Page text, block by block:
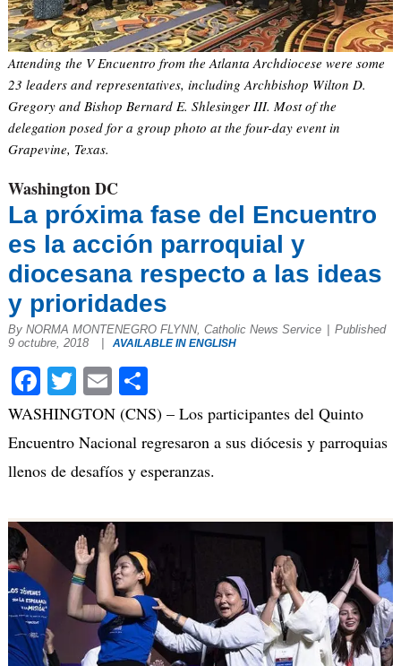
Attending the V Encuentro from the Atlanta Archdiocese were some
23 leaders and representatives, including Archbishop Wilton D.
Gregory and Bishop Bernard E. Shlesinger III. Most of the
delegation posed for a group photo at the four-day event in
Grapevine, Texas.
Washington DC
La próxima fase del Encuentro
es la acción parroquial y
diocesana respecto a las ideas
y prioridades
By NORMA MONTENEGRO FLYNN, Catholic News Service
Published
9 octubre, 2018
AVAILABLE IN ENGLISH
Facebook
Twitter
EmailCompartir
WASHINGTON (CNS) – Los participantes del Quinto
Encuentro Nacional regresaron a sus diócesis y parroquias
llenos de desafíos y esperanzas.